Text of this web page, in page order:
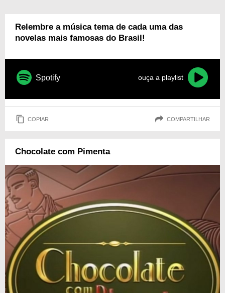
Relembre a música tema de cada uma das
novelas mais famosas do Brasil!
Spotify ouça a playlist
COPIAR COMPARTILHAR
Chocolate com Pimenta